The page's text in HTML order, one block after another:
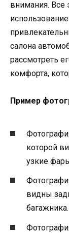
внимания.
салона
рассмотреть
комфорта,
Пример
которой
узкие
видны
багажника.